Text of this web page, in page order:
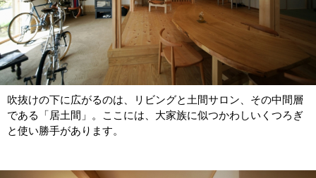
吹抜けの下に広がるのは、リビングと土間サロン、その中間層
である「居土間」。ここには、大家族に似つかわしいくつろぎ
と使い勝手があります。